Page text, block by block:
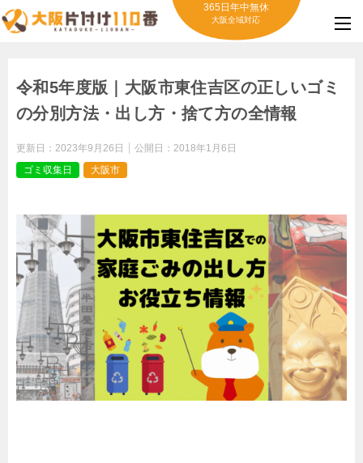
365日年中無休
大阪全域対応
令和5年度版｜大阪市東住吉区の正しいゴミ
の分別方法・出し方・捨て方の全情報
更新日： 2023年9月26日 公開日： 2018年1月6日
ゴミ収集日
大阪市